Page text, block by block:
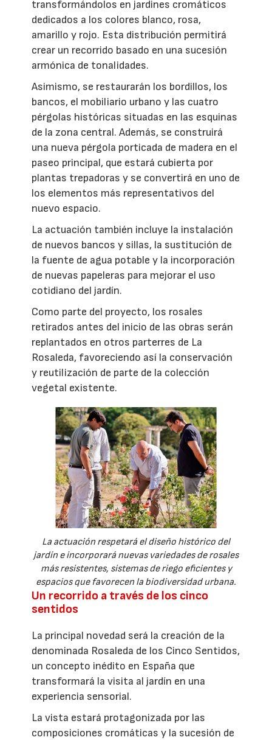
transformándolos en jardines cromáticos
dedicados a los colores blanco, rosa,
amarillo y rojo. Esta distribución permitirá
crear un recorrido basado en una sucesión
armónica de tonalidades.
Asimismo, se restaurarán los bordillos, los
bancos, el mobiliario urbano y las cuatro
pérgolas históricas situadas en las esquinas
de la zona central. Además, se construirá
una nueva pérgola porticada de madera en el
paseo principal, que estará cubierta por
plantas trepadoras y se convertirá en uno de
los elementos más representativos del
nuevo espacio.
La actuación también incluye la instalación
de nuevos bancos y sillas, la sustitución de
la fuente de agua potable y la incorporación
de nuevas papeleras para mejorar el uso
cotidiano del jardín.
Como parte del proyecto, los rosales
retirados antes del inicio de las obras serán
replantados en otros parterres de La
Rosaleda, favoreciendo así la conservación
y reutilización de parte de la colección
vegetal existente.
La actuación respetará el diseño histórico del
jardín e incorporará nuevas variedades de rosales
más resistentes, sistemas de riego eficientes y
espacios que favorecen la biodiversidad urbana.
Un recorrido a través de los cinco
sentidos
La principal novedad será la creación de la
denominada Rosaleda de los Cinco Sentidos,
un concepto inédito en España que
transformará la visita al jardín en una
experiencia sensorial.
La vista estará protagonizada por las
composiciones cromáticas y la sucesión de